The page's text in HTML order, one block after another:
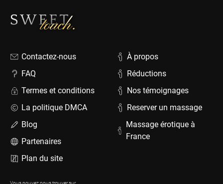
Vous pouvez nous trouver sur
Contactez-nous
FAQ
Termes et conditions
La politique DMCA
Blog
Partenaires
Plan du site
À propos
Réductions
Nos témoignages
Reserver un massage
Massage érotique à
France